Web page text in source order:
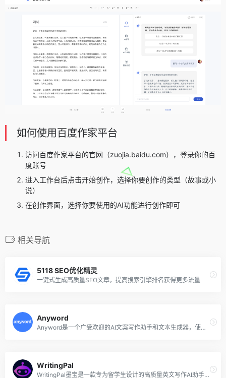
如何使用百度作家平台
访问百度作家平台的官网（zuojia.baidu.com），登录你的百
度账号
进入工作台后点击开始创作，选择你要创作的类型（故事或小
说）
在创作界面，选择你要使用的AI功能进行创作即可
相关导航
5118 SEO优化精灵
一键式生成高质量SEO文章，提高搜索引擎排名获得更多流量
Anyword
Anyword是一个广受欢迎的AI文案写作助手和文本生成器，使用人工智能为各种专业需求创造具有吸引力的内容，超过100多万营销人员和世界知名公司都在使用。只需鼠标点击几下，就可以生成专业的高质量营销、创意或广告内容。
WritingPal
WritingPal墨宝是一款专为留学生设计的高质量英文写作AI助手，由哈佛大学创新实验室孵化，并由一支经验丰富的团队开发。该AI文书写作助手旨在帮助留学生群体轻松应对各种英文写作挑战，包括但不限于留学申请文书、求职简历、工作申请以及学术作业等。